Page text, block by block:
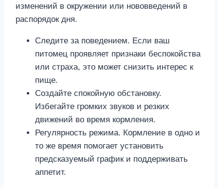
изменений в окружении или нововведений в
распорядок дня.
Следите за поведением. Если ваш
питомец проявляет признаки беспокойства
или страха, это может снизить интерес к
пище.
Создайте спокойную обстановку.
Избегайте громких звуков и резких
движений во время кормления.
Регулярность режима. Кормление в одно и
то же время помогает установить
предсказуемый график и поддерживать
аппетит.